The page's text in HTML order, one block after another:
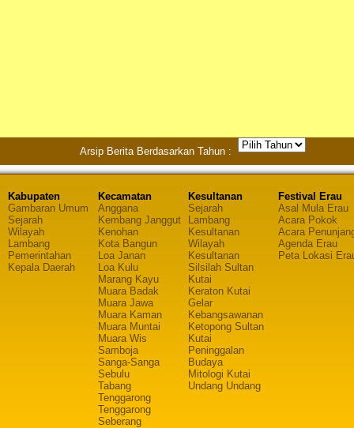
Arsip Berita Berdasarkan Tahun :
Kabupaten
Gambaran Umum
Sejarah
Wilayah
Lambang
Pemerintahan
Kepala Daerah
Kecamatan
Anggana
Kembang Janggut
Kenohan
Kota Bangun
Loa Janan
Loa Kulu
Marang Kayu
Muara Badak
Muara Jawa
Muara Kaman
Muara Muntai
Muara Wis
Samboja
Sanga-Sanga
Sebulu
Tabang
Tenggarong
Tenggarong
Seberang
Kesultanan
Sejarah
Lambang
Kesultanan
Wilayah
Kesultanan
Silsilah Sultan
Kutai
Keraton Kutai
Gelar
Kebangsawanan
Ketopong Sultan
Kutai
Peninggalan
Budaya
Mitologi Kutai
Undang Undang
Festival Erau
Asal Mula Erau
Acara Pokok
Acara
Agenda Erau
Peta Lokasi